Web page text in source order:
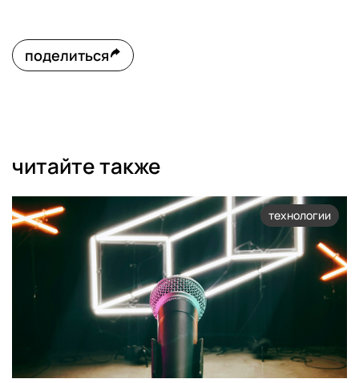
поделиться
читайте также
технологии